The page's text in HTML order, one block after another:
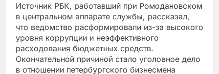
Источник РБК, работавший при Ромодановском
в центральном аппарате службы, рассказал,
что ведомство расформировали из-за высокого
уровня коррупции и неэффективного
расходования бюджетных средств.
Окончательной причиной стало уголовное дело
в отношении петербургского бизнесмена